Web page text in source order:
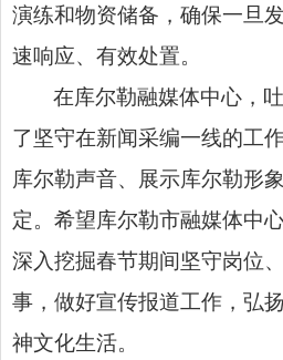
演练和物资储备，确保一旦
速响应、有效处置。
在库尔勒融媒体中心，
了坚守在新闻采编一线的工
库尔勒声音、展示库尔勒形
定。希望库尔勒市融媒体中
深入挖掘春节期间坚守岗位
事，做好宣传报道工作，弘
神文化生活。